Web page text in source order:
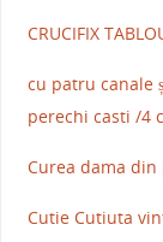
CRUCIFIX
cu patru canale
perechi casti /4
Curea dama
Cutie Cutiuta